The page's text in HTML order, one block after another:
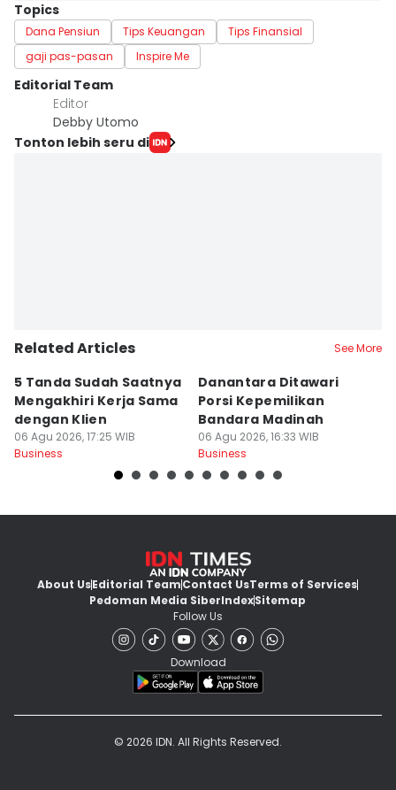
Topics
Dana Pensiun Tips Keuangan
Tips Finansial
gaji pas-pasan
Inspire Me
Editorial Team
Editor
Debby Utomo
Tonton lebih seru di
Related Articles See More
5 Tanda Sudah Saatnya
Mengakhiri Kerja Sama
dengan Klien
06 Agu 2026, 17:25 WIB
Business
Danantara Ditawari
Porsi Kepemilikan
Bandara Madinah
06 Agu 2026, 16:33 WIB
Business
About UsEditorial TeamContact UsTerms of Services
Pedoman Media SiberIndexSitemap
Follow Us
Download
© 2026 IDN. All Rights Reserved.